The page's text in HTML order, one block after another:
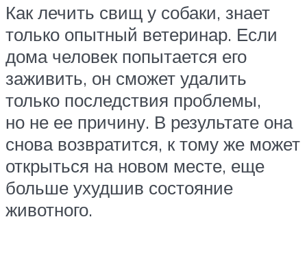
Как лечить свищ у собаки, знает
только опытный ветеринар. Если
дома человек попытается его
заживить, он сможет удалить
только последствия проблемы,
но не ее причину. В результате она
снова возвратится, к тому же может
открыться на новом месте, еще
больше ухудшив состояние
животного.